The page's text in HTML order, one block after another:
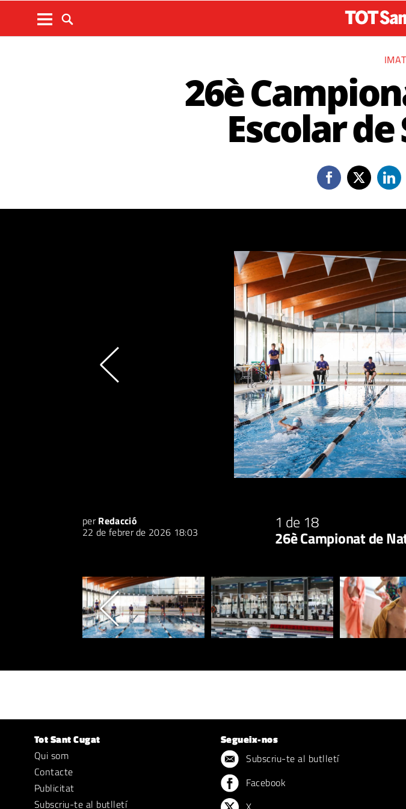
26è
Escolar
perRedacció
22 de febrer de 2026 18:03 1 de 18
26è Campionat de
Tot Sant Cugat
Qui som
Contacte
Publicitat
Subscriu-te al butlletí
Segueix-nos
Subscriu-te al butlletí
Facebook